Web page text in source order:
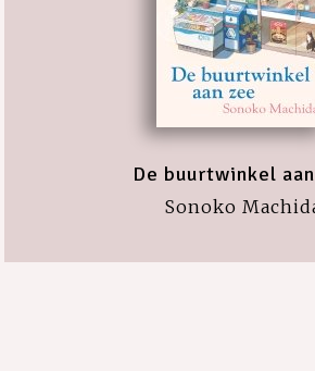
De buurtwinkel
Sonoko